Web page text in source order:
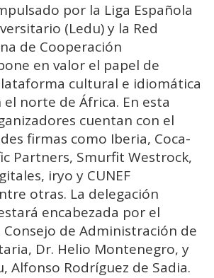
por la Liga Española
(Ledu) y la Red
de Cooperación
en valor el papel de
cultural e idiomática
norte de África. En esta
cuentan con el
firmas como Iberia, Coca-
Partners, Smurfit Westrock,
iryo y CUNEF
otras. La delegación
encabezada por el
de Administración de
Dr. Helio Montenegro, y
Alfonso Rodríguez de Sadia.